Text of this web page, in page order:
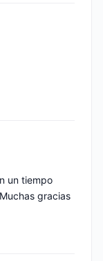
un tiempo
gracias